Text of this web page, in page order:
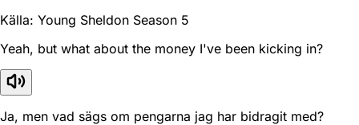
Källa: Young Sheldon Season 5
Yeah, but what about the money I've been kicking in?
Ja, men vad sägs om pengarna jag har bidragit med?